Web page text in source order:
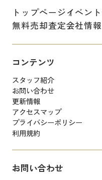
トップページイベン
無料売却査定会社情報
コンテンツ
スタッフ紹介
お問い合わせ
更新情報
アクセスマップ
プライバシーポリシー
利用規約
お問い合わせ